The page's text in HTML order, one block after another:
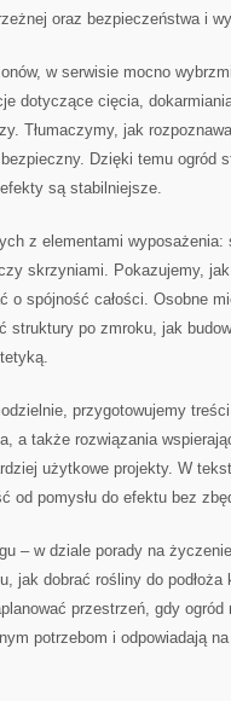
oraz bezpieczeństwa i
w serwisie mocno
dotyczące cięcia,
Tłumaczymy, jak
Dzięki temu ogród
są stabilniejsze.
z elementami
skrzyniami. Pokazujemy,
o spójność całości. Osobne
struktury po zmroku, jak
przygotowujemy
a także rozwiązania
użytkowe projekty. W
od pomysłu do efektu bez
– w dziale porady na
jak dobrać rośliny do
przestrzeń, gdy
potrzebom i odpowiadają